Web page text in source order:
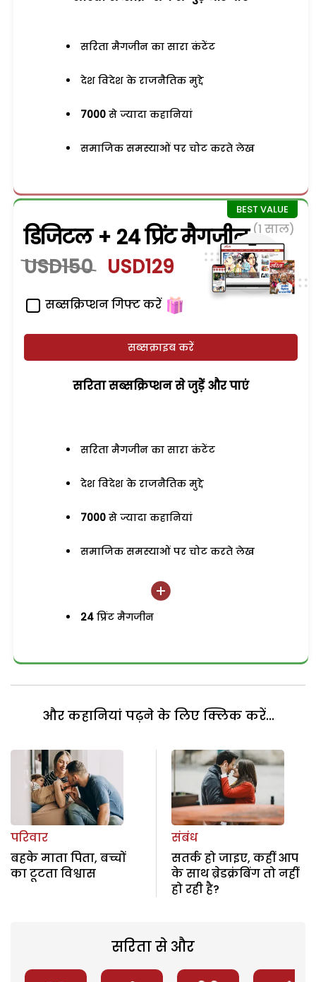
सरिता मैगजीन का सारा कंटेंट
देश विदेश के राजनैतिक मुद्दे
7000 से ज्यादा कहानियां
समाजिक समस्याओं पर चोट करते लेख
डिजिटल + 24 प्रिंट मैगजीन (1 साल)
USD150 USD129
सब्सक्रिप्शन गिफ्ट करें
सब्सक्राइब करें
सरिता सब्सक्रिप्शन से जुड़ेें और पाएं
सरिता मैगजीन का सारा कंटेंट
देश विदेश के राजनैतिक मुद्दे
7000 से ज्यादा कहानियां
समाजिक समस्याओं पर चोट करते लेख
24 प्रिंट मैगजीन
और कहानियां पढ़ने के लिए क्लिक करें...
परिवार
बहके माता पिता, बच्चों
का टूटता विश्वास
संबंध
सतर्क हो जाइए, कहीं आप
के साथ ब्रेडक्रंबिंग तो नहीं
हो रही है?
सरिता से और